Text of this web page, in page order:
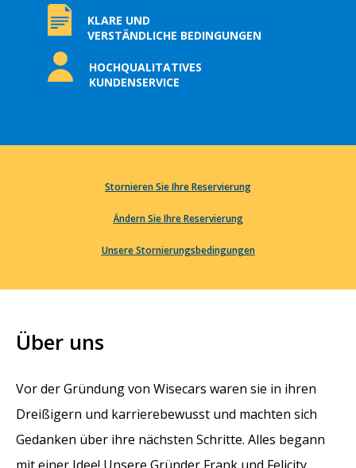
KLARE UND
VERSTÄNDLICHE BEDINGUNGEN
HOCHQUALITATIVES
KUNDENSERVICE
Stornieren Sie Ihre Reservierung
Ändern Sie Ihre Reservierung
Unsere Stornierungsbedingungen
Über uns
Vor der Gründung von Wisecars waren sie in ihren
Dreißigern und karrierebewusst und machten sich
Gedanken über ihre nächsten Schritte. Alles begann